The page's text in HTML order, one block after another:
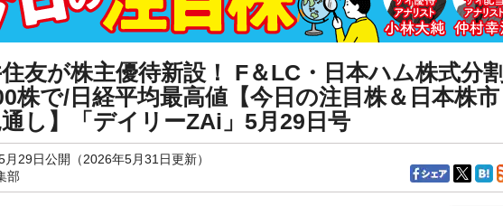
友が株主優待新設！ F＆LC・日本ハム株式分割
株で/日経平均最高値【今日の注目株＆日本株市
し】「デイリーZAi」5月29日号
月29日公開（2026年5月31日更新）
部